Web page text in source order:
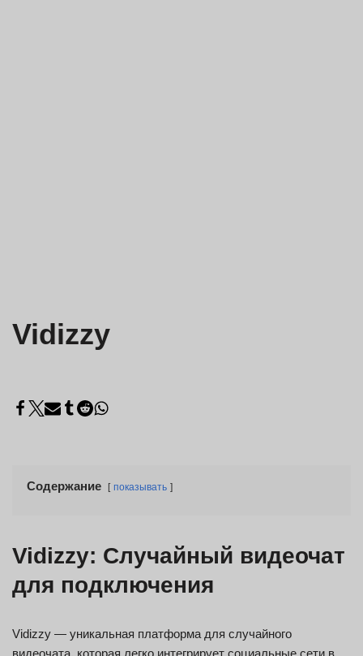
Vidizzy
Содержание показывать
Vidizzy: Случайный видеочат
для подключения
Vidizzy — уникальная платформа для случайного
видеочата, которая легко интегрирует социальные сети в